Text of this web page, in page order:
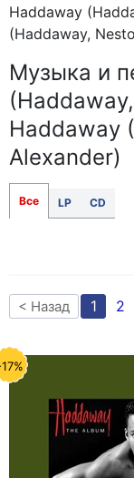
Haddaway
(Haddaway,
Музыка и
Haddaway
Alexander)
Все LP CD
< Назад 1 2